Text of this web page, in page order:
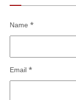
Name *
Email *